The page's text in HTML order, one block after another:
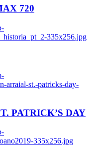
720
335x256.jpg
arraial-st.-patricks-day-
PATRICK’S DAY
335x256.jpg